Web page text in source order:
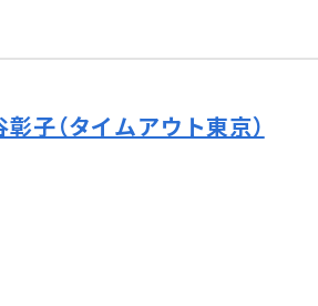
彰子（タイムアウト東京）